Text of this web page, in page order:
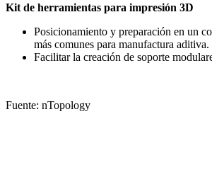
Kit de herramientas para impresión 3D
Posicionamiento y preparación en un
más comunes para manufactura aditiva.
Facilitar la creación de soporte
Fuente: nTopology